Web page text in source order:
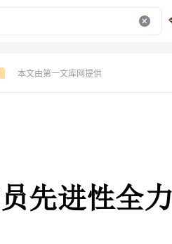
本文由第一文库网提供